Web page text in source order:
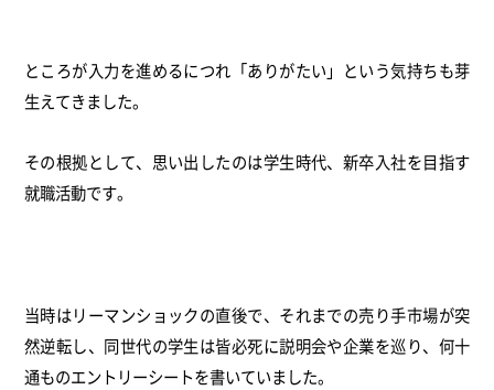
ところが入力を進めるにつれ「ありがたい」という気持ちも芽
生えてきました。
その根拠として、思い出したのは学生時代、新卒入社を目指す
就職活動です。
当時はリーマンショックの直後で、それまでの売り手市場が突
然逆転し、同世代の学生は皆必死に説明会や企業を巡り、何十
通ものエントリーシートを書いていました。